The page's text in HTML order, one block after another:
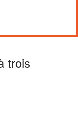
trois